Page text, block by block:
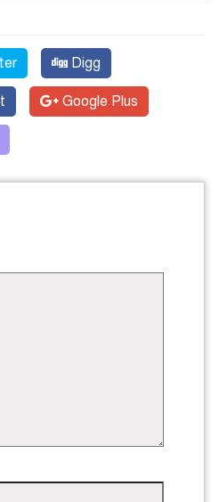
Digg
Google Plus